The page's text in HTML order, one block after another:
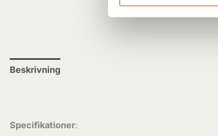
Beskrivning
Specifikationer: